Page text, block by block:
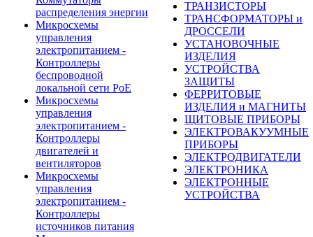
распределения энергии
Микросхемы
управления
электропитанием -
Контроллеры
беспроводной
локальной сети PoE
Микросхемы
управления
электропитанием -
Контроллеры
двигателей и
вентиляторов
Микросхемы
управления
электропитанием -
Контроллеры
источников питания
ТРАНЗИСТОРЫ
ТРАНСФОРМАТОРЫ и
ДРОССЕЛИ
УСТАНОВОЧНЫЕ
ИЗДЕЛИЯ
УСТРОЙСТВА
ЗАЩИТЫ
ФЕРРИТОВЫЕ
ИЗДЕЛИЯ и МАГНИТЫ
ЩИТОВЫЕ ПРИБОРЫ
ЭЛЕКТРОВАКУУМНЫЕ
ПРИБОРЫ
ЭЛЕКТРОДВИГАТЕЛИ
ЭЛЕКТРОНИКА
ЭЛЕКТРОННЫЕ
УСТРОЙСТВА